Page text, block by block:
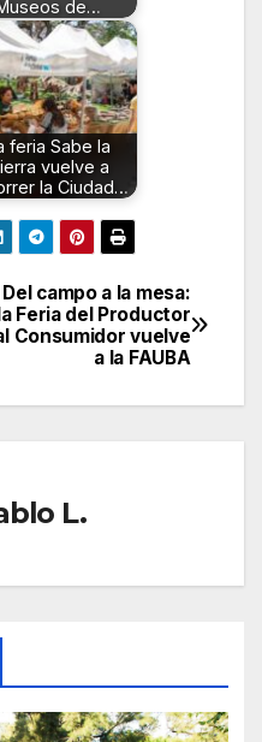
de…
feria Sabe la
vuelve a
la Ciudad…
Del campo a la mesa:
Feria del Productor
Consumidor vuelve
a la FAUBA
L.